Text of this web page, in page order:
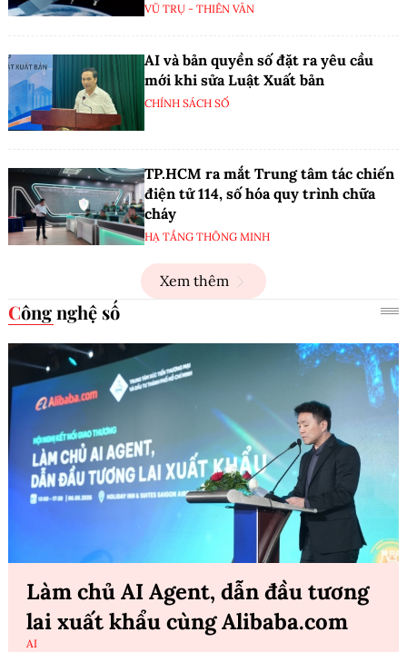
VŨ TRỤ - THIÊN VĂN
AI và bản quyền số đặt ra yêu cầu
mới khi sửa Luật Xuất bản
CHÍNH SÁCH SỐ
TP.HCM ra mắt Trung tâm tác chiến
điện tử 114, số hóa quy trình chữa
cháy
HẠ TẦNG THÔNG MINH
Xem thêm
Công nghệ số
Làm chủ AI Agent, dẫn đầu tương
lai xuất khẩu cùng Alibaba.com
AI